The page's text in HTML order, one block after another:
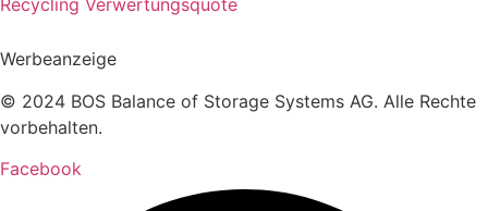
Recycling Verwertungsquote
Werbeanzeige
© 2024 BOS Balance of Storage Systems AG. Alle Rechte
vorbehalten.
Facebook